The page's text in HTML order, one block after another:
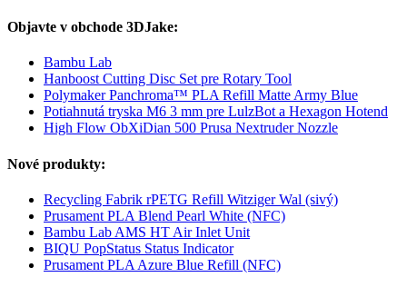
Objavte v obchode 3DJake:
Bambu Lab
Hanboost Cutting Disc Set pre Rotary Tool
Polymaker Panchroma™ PLA Refill Matte Army Blue
Potiahnutá tryska M6 3 mm pre LulzBot a Hexagon Hotend
High Flow ObXiDian 500 Prusa Nextruder Nozzle
Nové produkty:
Recycling Fabrik rPETG Refill Witziger Wal (sivý)
Prusament PLA Blend Pearl White (NFC)
Bambu Lab AMS HT Air Inlet Unit
BIQU PopStatus Status Indicator
Prusament PLA Azure Blue Refill (NFC)